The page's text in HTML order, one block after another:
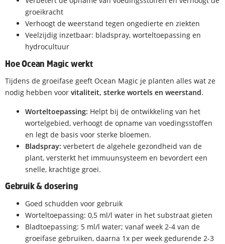
groeikracht
Verhoogt de weerstand tegen ongedierte en ziekten
Veelzijdig inzetbaar: bladspray, worteltoepassing en
hydrocultuur
Hoe Ocean Magic werkt
Tijdens de groeifase geeft Ocean Magic je planten alles wat ze
nodig hebben voor vitaliteit, sterke wortels en weerstand.
Worteltoepassing: Helpt bij de ontwikkeling van het
wortelgebied, verhoogt de opname van voedingsstoffen
en legt de basis voor sterke bloemen.
Bladspray: verbetert de algehele gezondheid van de
plant, versterkt het immuunsysteem en bevordert een
snelle, krachtige groei.
Gebruik & dosering
Goed schudden voor gebruik
Worteltoepassing: 0,5 ml/l water in het substraat gieten
Bladtoepassing: 5 ml/l water; vanaf week 2-4 van de
groeifase gebruiken, daarna 1x per week gedurende 2-3